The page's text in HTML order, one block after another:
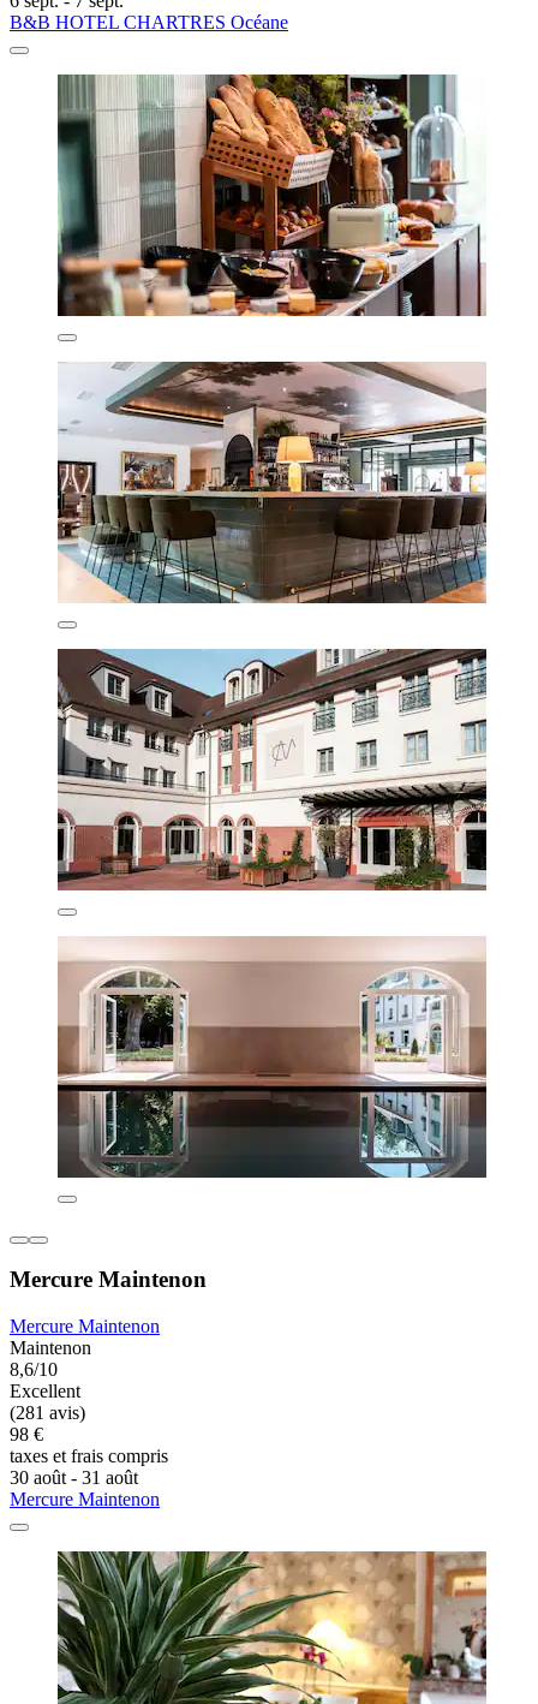
B&B HOTEL CHARTRES Océane
Mercure Maintenon
Mercure Maintenon
Maintenon
8,6/10
Excellent
(281 avis)
98 €
taxes et frais compris
30 août - 31 août
Mercure Maintenon